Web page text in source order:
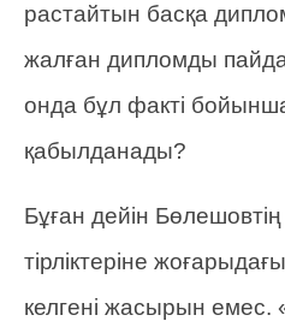
растайтын басқа
жалған дипломды
онда бұл факті
қабылданады?
Бұған дейін
тірліктеріне
келгені жасырын емес.